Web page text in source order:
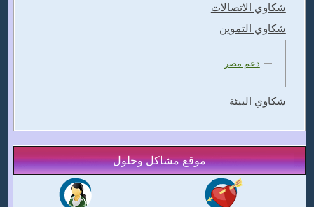
شكاوي الاتصالات
شكاوي التموين
دعم مصر
شكاوي البيئة
موقع مشاكل وحلول